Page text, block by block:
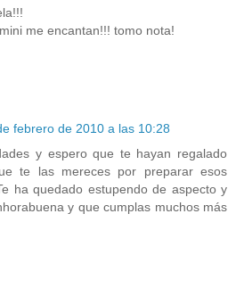
me encantan!!! tomo nota!
febrero de 2010 a las 10:28
y espero que te hayan regalado
te las mereces por preparar esos
ha quedado estupendo de aspecto y
y que cumplas muchos más